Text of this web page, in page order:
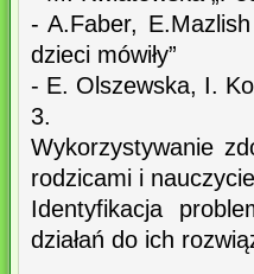
- A.Faber,
dzieci mówiły”
- E. Olszewska, I.
3.
Wykorzystywanie
rodzicami i
Identyfikacja
działań do ich